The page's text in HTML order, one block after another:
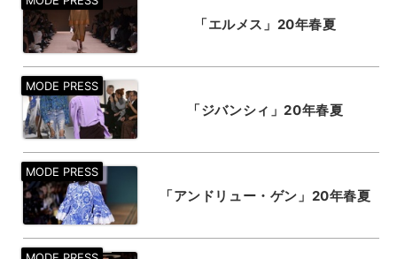
「エルメス」20年春夏
「ジバンシィ」20年春夏
「アンドリュー・ゲン」20年春夏